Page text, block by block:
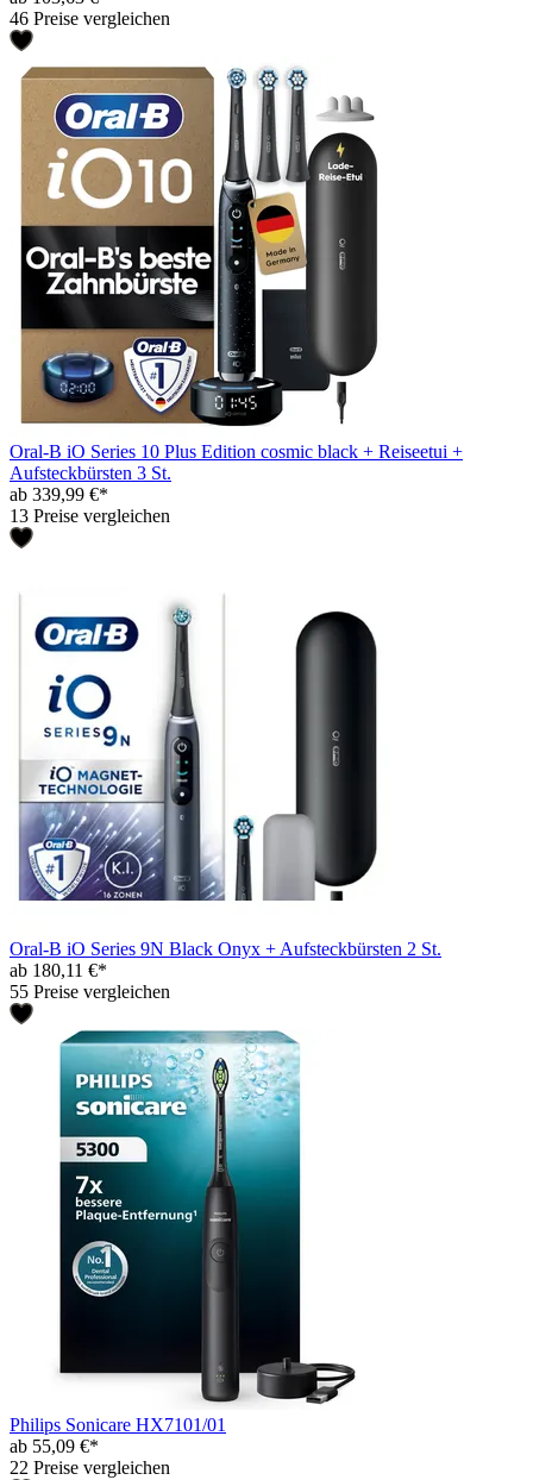
46 Preise vergleichen
Oral-B iO Series 10 Plus Edition cosmic black + Reiseetui +
Aufsteckbürsten 3 St.
ab 339,99 €*
13 Preise vergleichen
Oral-B iO Series 9N Black Onyx + Aufsteckbürsten 2 St.
ab 180,11 €*
55 Preise vergleichen
Philips Sonicare HX7101/01
ab 55,09 €*
22 Preise vergleichen